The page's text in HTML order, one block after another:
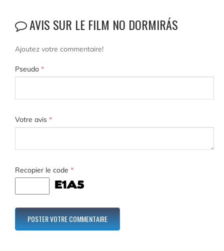
AVIS SUR LE FILM NO DORMIRÁS
Ajoutez votre commentaire!
Pseudo *
Votre avis *
Recopier le code *